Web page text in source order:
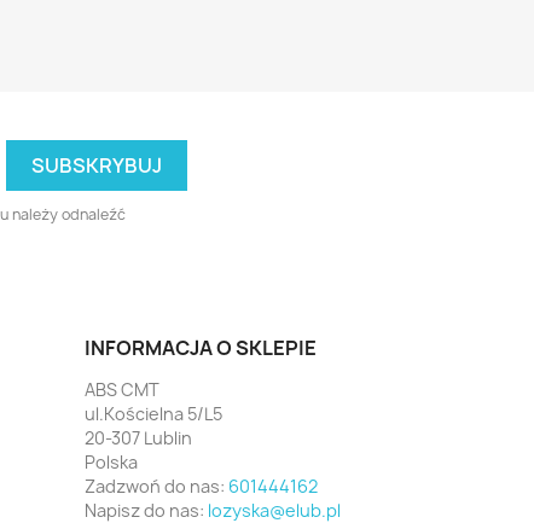
należy odnaleźć
INFORMACJA O SKLEPIE
ABS CMT
ul.Kościelna 5/L5
20-307 Lublin
Polska
Zadzwoń do nas: 601444162
Napisz do nas: lozyska@elub.pl